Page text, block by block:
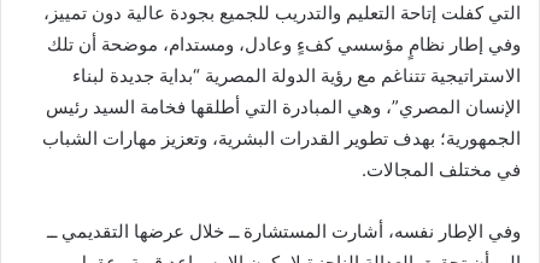
التي كفلت إتاحة التعليم والتدريب للجميع بجودة عالية دون تمييز،
وفي إطار نظامٍ مؤسسي كفءٍ وعادل، ومستدام، موضحة أن تلك
الاستراتيجية تتناغم مع رؤية الدولة المصرية “بداية جديدة لبناء
الإنسان المصري”، وهي المبادرة التي أطلقها فخامة السيد رئيس
الجمهورية؛ بهدف تطوير القدرات البشرية، وتعزيز مهارات الشباب
في مختلف المجالات.
وفي الإطار نفسه، أشارت المستشارة ــ خلال عرضها التقديمي ــ